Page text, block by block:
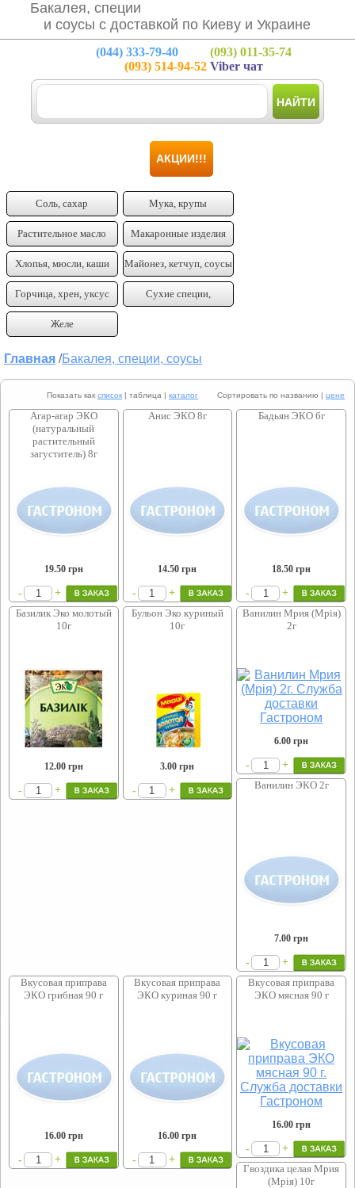
Бакалея, специи
и соусы с доставкой по Киеву и Украине
(044) 333-79-40 (093) 011-35-74
(093) 514-94-52Viber чат
НАЙТИ
АКЦИИ!!!
Соль, сахар Мука, крупы
Растительное масло Макаронные изделия
Хлопья, мюсли, каши Майонез, кетчуп, соусы
Горчица, хрен, уксус
Сухие специи,
приправы
Желе
Главная /Бакалея, специи, соусы
Показать как список | таблица | каталог Сортировать по названию | цене
Агар-агар ЭКО
(натуральный
растительный
загуститель) 8г
19.50грн
- +
Анис ЭКО 8г
14.50 грн
- +
Бадьян ЭКО 6г
18.50 грн
-
+
Базилик Эко молотый
10г
12.00грн
- +
Бульон Эко куриный
10г
3.00 грн
- +
Ванилин Мрия (Мрія)
2г
6.00 грн
-
+
Ванилин ЭКО 2г
7.00 грн
-
+
Вкусовая приправа
ЭКО грибная 90 г
16.00грн
- +
Вкусовая приправа
ЭКО куриная 90 г
16.00 грн
- +
Вкусовая приправа
ЭКО мясная 90 г
16.00 грн
-
+
Гвоздика целая Мрия
(Мрія) 10г